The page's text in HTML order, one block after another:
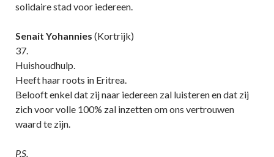
solidaire stad voor iedereen.
Senait Yohannies (Kortrijk)
37.
Huishoudhulp.
Heeft haar roots in Eritrea.
Belooft enkel dat zij naar iedereen zal luisteren en dat zij
zich voor volle 100% zal inzetten om ons vertrouwen
waard te zijn.
P.S.